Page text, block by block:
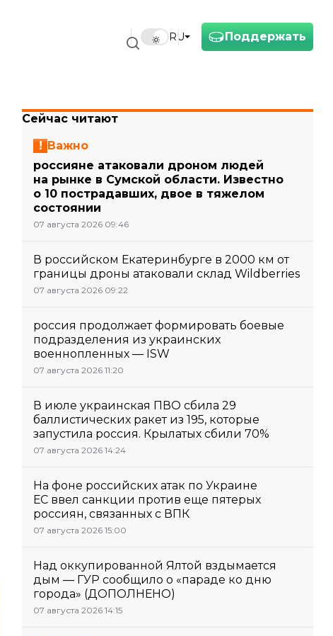
Поддержать
RU
Сейчас читают
Важно
россияне атаковали дроном людей
на рынке в Сумской области. Известно
о 10 пострадавших, двое в тяжелом
состоянии
07 августа 2026 09:46
В российском Екатеринбурге в 2000 км от
границы дроны атаковали склад Wildberries
07 августа 2026 09:22
россия продолжает формировать боевые
подразделения из украинских
военнопленных — ISW
07 августа 2026 11:20
В июле украинская ПВО сбила 29
баллистических ракет из 195, которые
запустила россия. Крылатых сбили 70%
07 августа 2026 14:24
На фоне российских атак по Украине
ЕС ввел санкции против еще пятерых
россиян, связанных с ВПК
07 августа 2026 15:00
Над оккупированной Ялтой вздымается
дым — ГУР сообщило о «параде ко дню
города» (ДОПОЛНЕНО)
07 августа 2026 14:15